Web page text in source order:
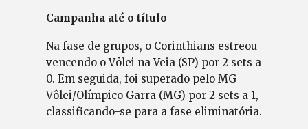
Campanha até o título
Na fase de grupos, o Corinthians estreou
vencendo o Vôlei na Veia (SP) por 2 sets a
0. Em seguida, foi superado pelo MG
Vôlei/Olímpico Garra (MG) por 2 sets a 1,
classificando-se para a fase eliminatória.